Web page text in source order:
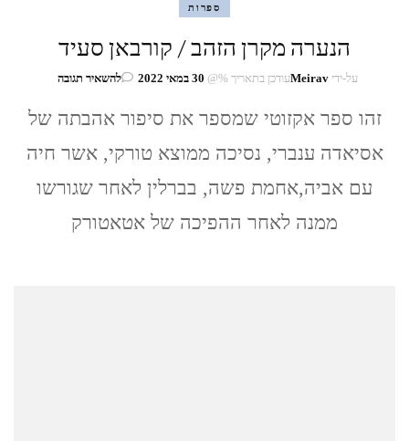
ספרות
הנערה מקרן הזהב / קורבאן סעיד
על-ידיMeiravעודכן בתאריך %@ 30 במאי 2022 להשאיר תגובהבנושא
מקרן
/
סעיד
זהו ספר אקזוטי שמספר את סיפור אהבתה של
אסיאדה ענברי, נסיכה ממוצא טורקי, אשר חיה
עם אביה,אחמת פשה, בברלין לאחר שגורשו
ממנה לאחר ההפיכה של אטאטורק